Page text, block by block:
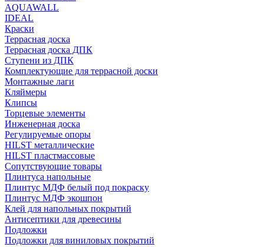
AQUAWALL
IDEAL
Краски
Террасная доска
Террасная доска ДПК
Ступени из ДПК
Комплектующие для террасной доски
Монтажные лаги
Кляймеры
Клипсы
Торцевые элементы
Инженерная доска
Регулируемые опоры
HILST металлические
HILST пластмассовые
Сопутствующие товары
Плинтуса напольные
Плинтус МДФ белый под покраску
Плинтус МДФ экошпон
Клей для напольных покрытий
Антисептики для древесины
Подложки
Подложки для виниловых покрытий